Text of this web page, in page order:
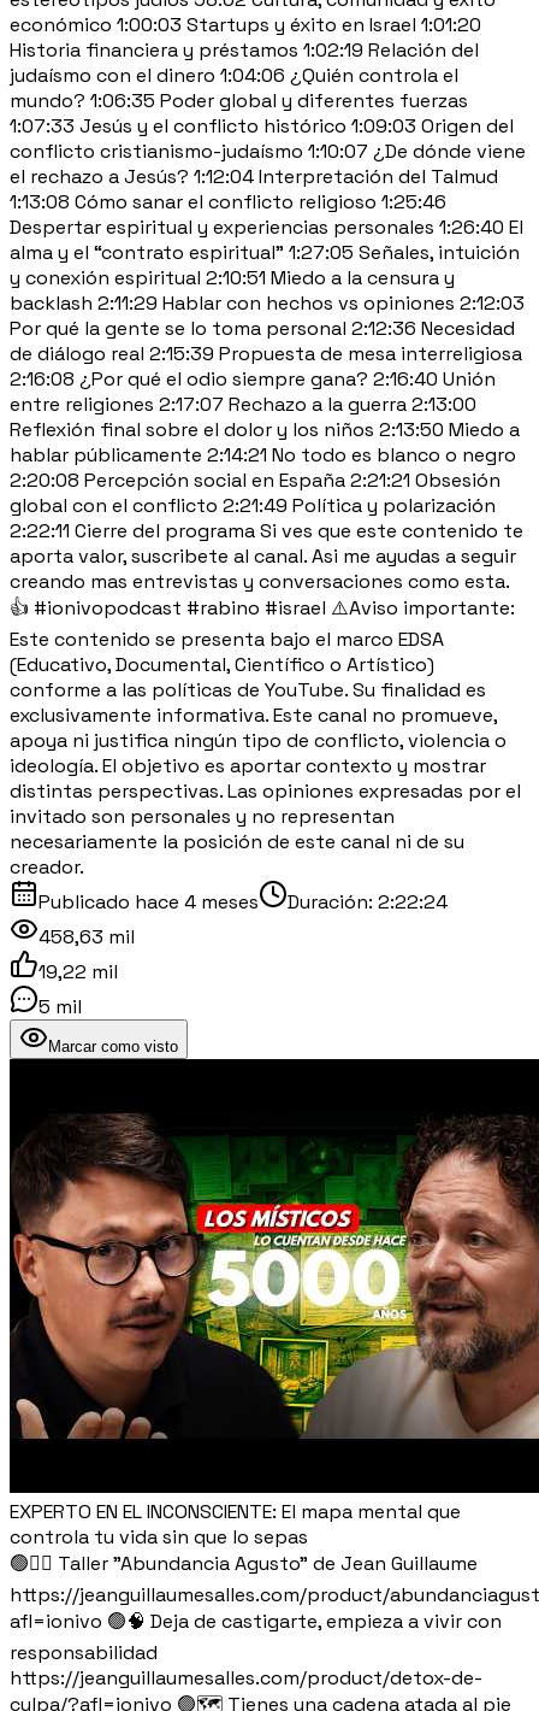
económico 1:00:03 Startups y éxito en Israel 1:01:20
Historia financiera y préstamos 1:02:19 Relación del
judaísmo con el dinero 1:04:06 ¿Quién controla el
mundo? 1:06:35 Poder global y diferentes fuerzas
1:07:33 Jesús y el conflicto histórico 1:09:03 Origen del
conflicto cristianismo-judaísmo 1:10:07 ¿De dónde viene
el rechazo a Jesús? 1:12:04 Interpretación del Talmud
1:13:08 Cómo sanar el conflicto religioso 1:25:46
Despertar espiritual y experiencias personales 1:26:40 El
alma y el “contrato espiritual” 1:27:05 Señales, intuición
y conexión espiritual 2:10:51 Miedo a la censura y
backlash 2:11:29 Hablar con hechos vs opiniones 2:12:03
Por qué la gente se lo toma personal 2:12:36 Necesidad
de diálogo real 2:15:39 Propuesta de mesa interreligiosa
2:16:08 ¿Por qué el odio siempre gana? 2:16:40 Unión
entre religiones 2:17:07 Rechazo a la guerra 2:13:00
Reflexión final sobre el dolor y los niños 2:13:50 Miedo a
hablar públicamente 2:14:21 No todo es blanco o negro
2:20:08 Percepción social en España 2:21:21 Obsesión
global con el conflicto 2:21:49 Política y polarización
2:22:11 Cierre del programa Si ves que este contenido te
aporta valor, suscribete al canal. Asi me ayudas a seguir
creando mas entrevistas y conversaciones como esta.
👍 #ionivopodcast #rabino #israel ⚠️Aviso importante:
Este contenido se presenta bajo el marco EDSA
(Educativo, Documental, Científico o Artístico)
conforme a las políticas de YouTube. Su finalidad es
exclusivamente informativa. Este canal no promueve,
apoya ni justifica ningún tipo de conflicto, violencia o
ideología. El objetivo es aportar contexto y mostrar
distintas perspectivas. Las opiniones expresadas por el
invitado son personales y no representan
necesariamente la posición de este canal ni de su
creador.
Publicado hace 4 meses Duración: 2:22:24
458,63 mil
19,22 mil
5 mil
Marcar como visto
EXPERTO EN EL INCONSCIENTE: El mapa mental que
controla tu vida sin que lo sepas
🟢👉🏼 Taller "Abundancia Agusto" de Jean Guillaume
https://jeanguillaumesalles.com/product/
afl=ionivo 🟢🧠 Deja de castigarte, empieza a vivir con
responsabilidad
https://jeanguillaumesalles.com/product/detox-de-
culpa/?afl=ionivo 🟢🗺️ Tienes una cadena atada al pie